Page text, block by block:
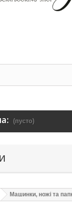
(пусто)
Машинки, ножі та